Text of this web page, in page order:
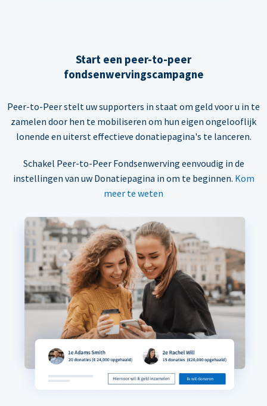
Start een peer-to-peer
fondsenwervingscampagne
Peer-to-Peer stelt uw supporters in staat om geld voor u in te
zamelen door hen te mobiliseren om hun eigen ongelooflijk
lonende en uiterst effectieve donatiepagina's te lanceren.
Schakel Peer-to-Peer Fondsenwerving eenvoudig in de
instellingen van uw Donatiepagina in om te beginnen. Kom
meer te weten